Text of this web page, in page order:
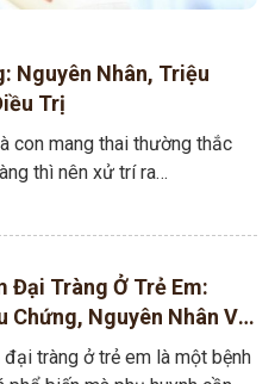
Nguyên Nhân, Triệu
Trị
con mang thai thường thắc
thì nên xử trí ra…
Đại Tràng Ở Trẻ Em:
Chứng, Nguyên Nhân Và
Pháp Điều Trị Hiệu
đại tràng ở trẻ em là một bệnh